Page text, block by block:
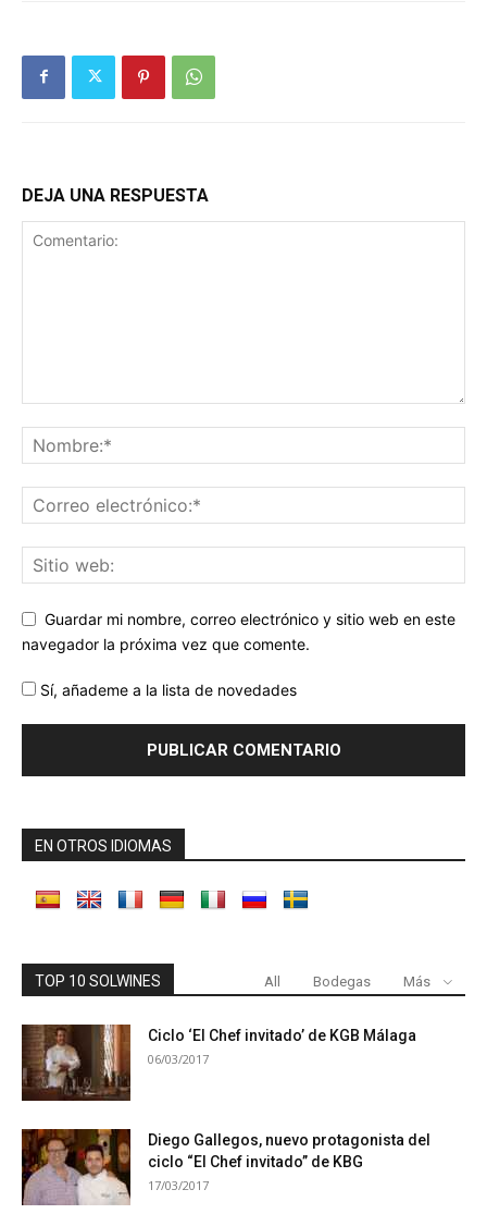
DEJA UNA RESPUESTA
Guardar mi nombre, correo electrónico y sitio web en este
navegador la próxima vez que comente.
Sí, añademe a la lista de novedades
EN OTROS IDIOMAS
TOP 10 SOLWINES All Bodegas Más
Ciclo ‘El Chef invitado’ de KGB Málaga
06/03/2017
Diego Gallegos, nuevo protagonista del
ciclo “El Chef invitado” de KBG
17/03/2017